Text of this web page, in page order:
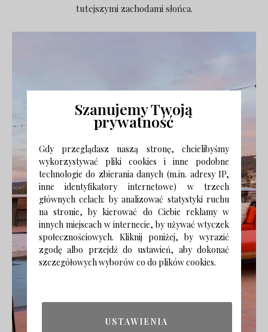
tutejszymi zachodami słońca.
Szanujemy Twoją
prywatność
Gdy przeglądasz naszą stronę, chcielibyśmy
wykorzystywać pliki cookies i inne podobne
technologie do zbierania danych (m.in. adresy IP,
inne identyfikatory internetowe) w trzech
głównych celach: by analizować statystyki ruchu
na stronie, by kierować do Ciebie reklamy w
innych miejscach w internecie, by używać wtyczek
społecznościowych. Kliknij poniżej, by wyrazić
zgodę albo przejdź do ustawień, aby dokonać
szczegółowych wyborów co do plików cookies.
USTAWIENIA